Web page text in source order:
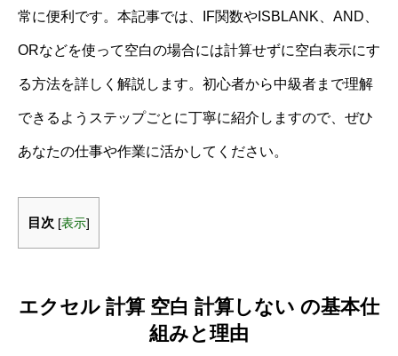
常に便利です。本記事では、IF関数やISBLANK、AND、
ORなどを使って空白の場合には計算せずに空白表示にす
る方法を詳しく解説します。初心者から中級者まで理解
できるようステップごとに丁寧に紹介しますので、ぜひ
あなたの仕事や作業に活かしてください。
目次 [表示]
エクセル 計算 空白 計算しない の基本仕
組みと理由